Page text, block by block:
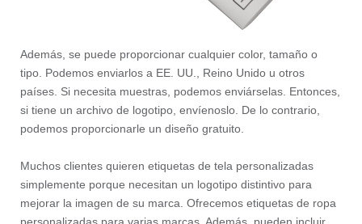
Además, se puede proporcionar cualquier color, tamaño o
tipo. Podemos enviarlos a EE. UU., Reino Unido u otros
países. Si necesita muestras, podemos enviárselas. Entonces,
si tiene un archivo de logotipo, envíenoslo. De lo contrario,
podemos proporcionarle un diseño gratuito.
Muchos clientes quieren etiquetas de tela personalizadas
simplemente porque necesitan un logotipo distintivo para
mejorar la imagen de su marca. Ofrecemos etiquetas de ropa